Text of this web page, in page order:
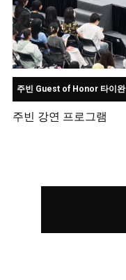
주빈 Guest of Honor 타이완
주빈 강연 프로그램